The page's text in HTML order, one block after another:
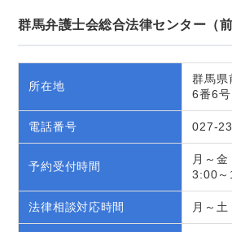
群馬弁護士会総合法律センター（前
所在地
群馬県
6番6号
電話番号 027-
予約受付時間
月～
3:00
法律相談対応時間 月～